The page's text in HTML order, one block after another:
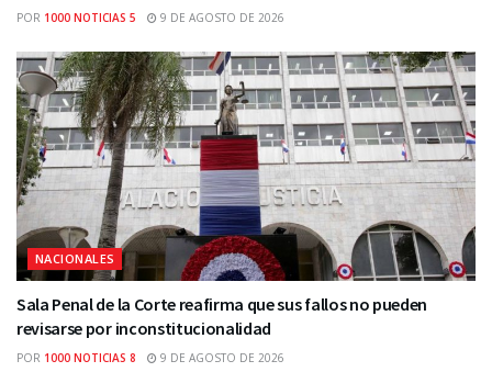
POR 1000 NOTICIAS 5 9 DE AGOSTO DE 2026
NACIONALES
Sala Penal de la Corte reafirma que sus fallos no pueden
revisarse por inconstitucionalidad
POR 1000 NOTICIAS 8 9 DE AGOSTO DE 2026